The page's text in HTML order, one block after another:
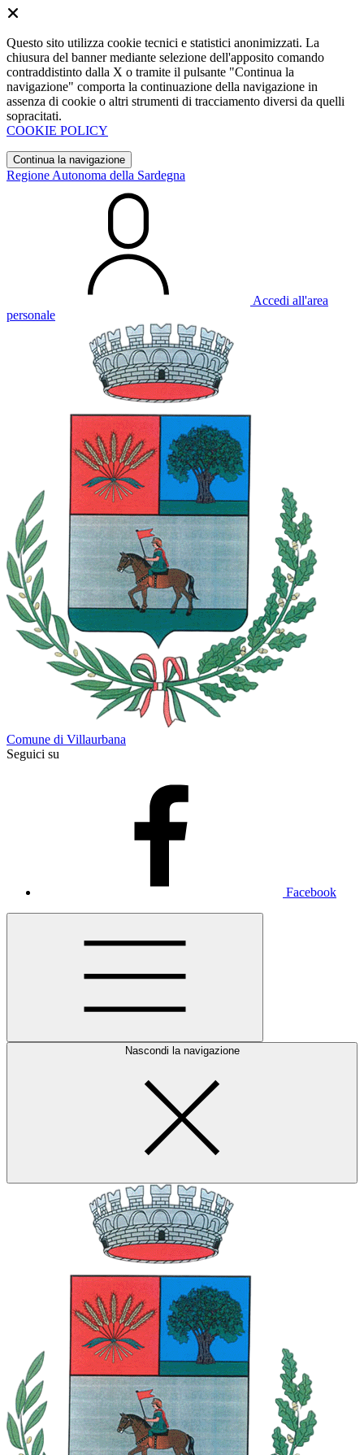
Questo sito utilizza cookie tecnici e statistici anonimizzati. La
chiusura del banner mediante selezione dell'apposito comando
contraddistinto dalla X o tramite il pulsante "Continua la
navigazione" comporta la continuazione della navigazione in
assenza di cookie o altri strumenti di tracciamento diversi da quelli
sopracitati.
COOKIE POLICY
Continua la navigazione
Regione Autonoma della Sardegna
Accedi all'area
personale
Comune di Villaurbana
Seguici su
Facebook
Nascondi la navigazione